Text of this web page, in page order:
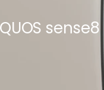
sense8